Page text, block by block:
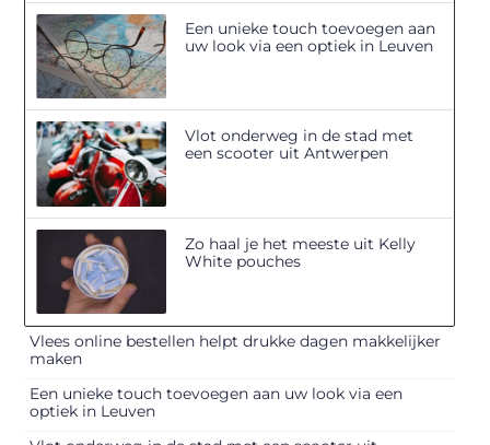
Een unieke touch toevoegen aan
uw look via een optiek in Leuven
Vlot onderweg in de stad met
een scooter uit Antwerpen
Zo haal je het meeste uit Kelly
White pouches
Vlees online bestellen helpt drukke dagen makkelijker
maken
Een unieke touch toevoegen aan uw look via een
optiek in Leuven